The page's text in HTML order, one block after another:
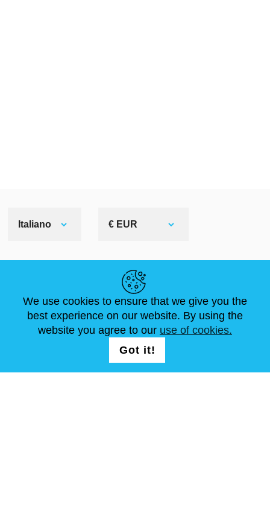
Italiano € EUR
NOTIZIE
ARTICOLI
ABOUT US
FAQ
DIMENSIONI STANDARD
CONTATTACI
We use cookies to ensure that we give you the
best experience on our website. By using the
website you agree to our use of cookies.
Got it!